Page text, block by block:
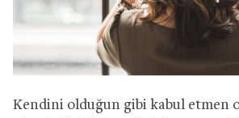
Kendini olduğun gibi kabul etmen